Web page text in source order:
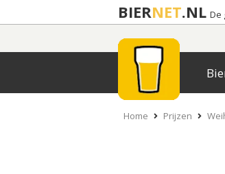
BIERNET.NL De
Home Prijzen